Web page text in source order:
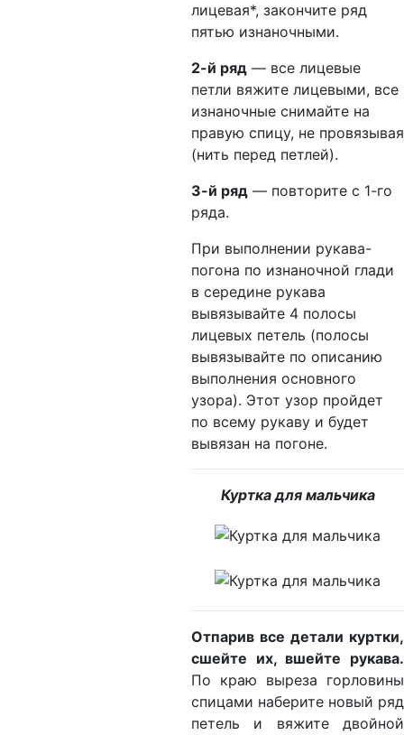
лицевая*, закончите ряд
пятью изнаночными.
2-й ряд — все лицевые
петли вяжите лицевыми, все
изнаночные снимайте на
правую спицу, не провязывая
(нить перед петлей).
3-й ряд — повторите с 1-го
ряда.
При выполнении рукава-
погона по изнаночной глади
в середине рукава
вывязывайте 4 полосы
лицевых петель (полосы
вывязывайте по описанию
выполнения основного
узора). Этот узор пройдет
по всему рукаву и будет
вывязан на погоне.
Куртка для мальчика
Отпарив все детали куртки,
сшейте их, вшейте рукава.
По краю выреза горловины
спицами наберите новый ряд
петель и вяжите двойной